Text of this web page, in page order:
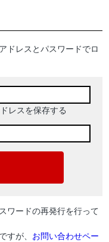
ドレスとパスワードでロ
レスを保存する
ワードの再発行を行って
すが、 お問い合わせペー